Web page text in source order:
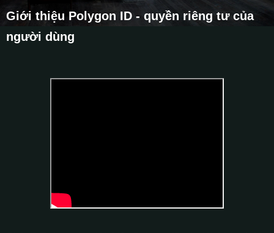
Giới thiệu Polygon ID - quyền riêng tư của
người dùng